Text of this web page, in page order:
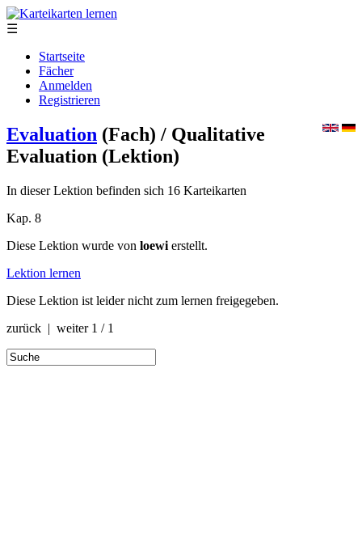
☰
Startseite
Fächer
Anmelden
Registrieren
Evaluation (Fach) / Qualitative
Evaluation (Lektion)
In dieser Lektion befinden sich 16 Karteikarten
Kap. 8
Diese Lektion wurde von loewi erstellt.
Lektion lernen
Diese Lektion ist leider nicht zum lernen freigegeben.
zurück | weiter 1 / 1